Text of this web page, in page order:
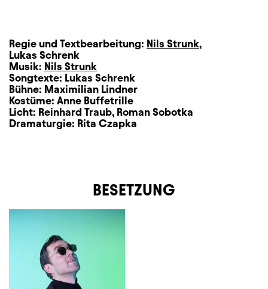
Regie und Textbearbeitung: Nils Strunk,
Lukas Schrenk
Musik: Nils Strunk
Songtexte: Lukas Schrenk
Bühne: Maximilian Lindner
Kostüme: Anne Buffetrille
Licht: Reinhard Traub, Roman Sobotka
Dramaturgie: Rita Czapka
BESETZUNG